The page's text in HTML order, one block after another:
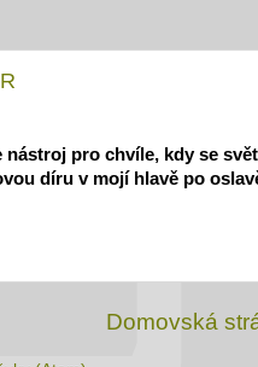
nástroj pro chvíle, kdy se
díru v mojí hlavě po
Domovská